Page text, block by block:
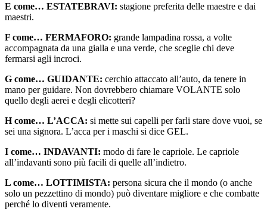
E come… ESTATEBRAVI: stagione preferita delle maestre e dai
maestri.
F come… FERMAFORO: grande lampadina rossa, a volte
accompagnata da una gialla e una verde, che sceglie chi deve
fermarsi agli incroci.
G come… GUIDANTE: cerchio attaccato all’auto, da tenere in
mano per guidare. Non dovrebbero chiamare VOLANTE solo
quello degli aerei e degli elicotteri?
H come… L’ACCA: si mette sui capelli per farli stare dove vuoi, se
sei una signora. L’acca per i maschi si dice GEL.
I come… INDAVANTI: modo di fare le capriole. Le capriole
all’indavanti sono più facili di quelle all’indietro.
L come… LOTTIMISTA: persona sicura che il mondo (o anche
solo un pezzettino di mondo) può diventare migliore e che combatte
perché lo diventi veramente.